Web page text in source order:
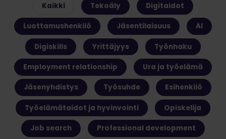
Kaikki Tekoäly Digitaidot
Luottamushenkilö Jäsentilaisuus AI
Digiskills Yrittäjyys Työnhaku
Employment relationship Ura ja työelämä
Jäsenyhdistys Työsuhde Esihenkilö
Työelämätaidot ja hyvinvointi Opiskelija
Job search Professional development